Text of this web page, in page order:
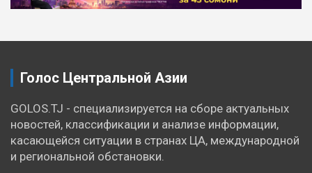
по
Голос Центральной Азии
GOLOS.TJ - специализируется на сборе актуальных
новостей, классификации и анализе информации,
касающейся ситуации в странах ЦА, международной
и региональной обстановки.